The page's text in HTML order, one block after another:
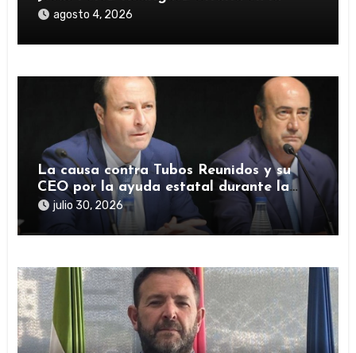
investigación del rescate de Tubos
agosto 4, 2026
La causa contra Tubos Reunidos y su
CEO por la ayuda estatal durante la
pandemia sigue abierta
julio 30, 2026